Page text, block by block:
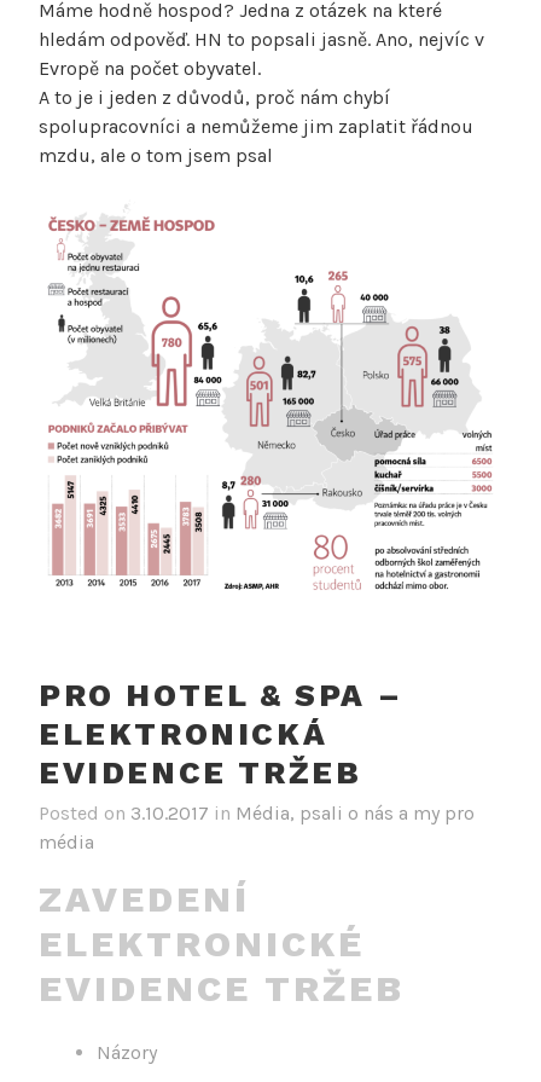
Máme hodně hospod? Jedna z otázek na které
hledám odpověď. HN to popsali jasně. Ano, nejvíc v
Evropě na počet obyvatel.
A to je i jeden z důvodů, proč nám chybí
spolupracovníci a nemůžeme jim zaplatit řádnou
mzdu, ale o tom jsem psal
PRO HOTEL & SPA –
ELEKTRONICKÁ
EVIDENCE TRŽEB
Posted on 3.10.2017 in Média, psali o nás a my pro
média
ZAVEDENÍ
ELEKTRONICKÉ
EVIDENCE TRŽEB
Názory